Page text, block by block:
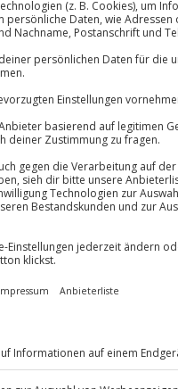
dich beim Dinner
fordert deine
und fast
nur den
die
als je zuvor.
hier zu